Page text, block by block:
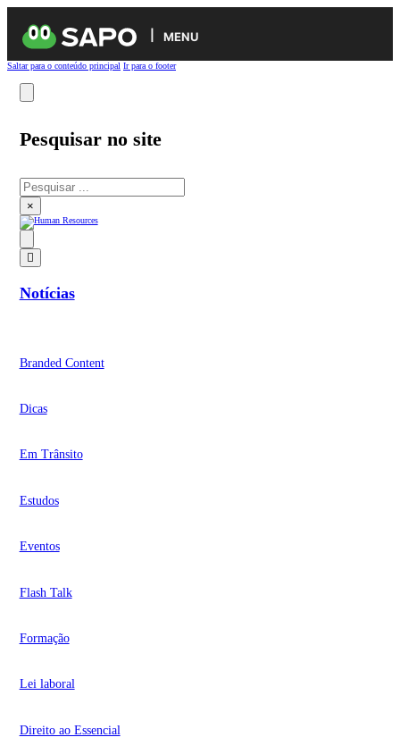
MENU
Saltar para o conteúdo principal Ir para o footer
Pesquisar no site
Pesquisar
×
Notícias
Branded Content
Dicas
Em Trânsito
Estudos
Eventos
Flash Talk
Formação
Lei laboral
Direito ao Essencial